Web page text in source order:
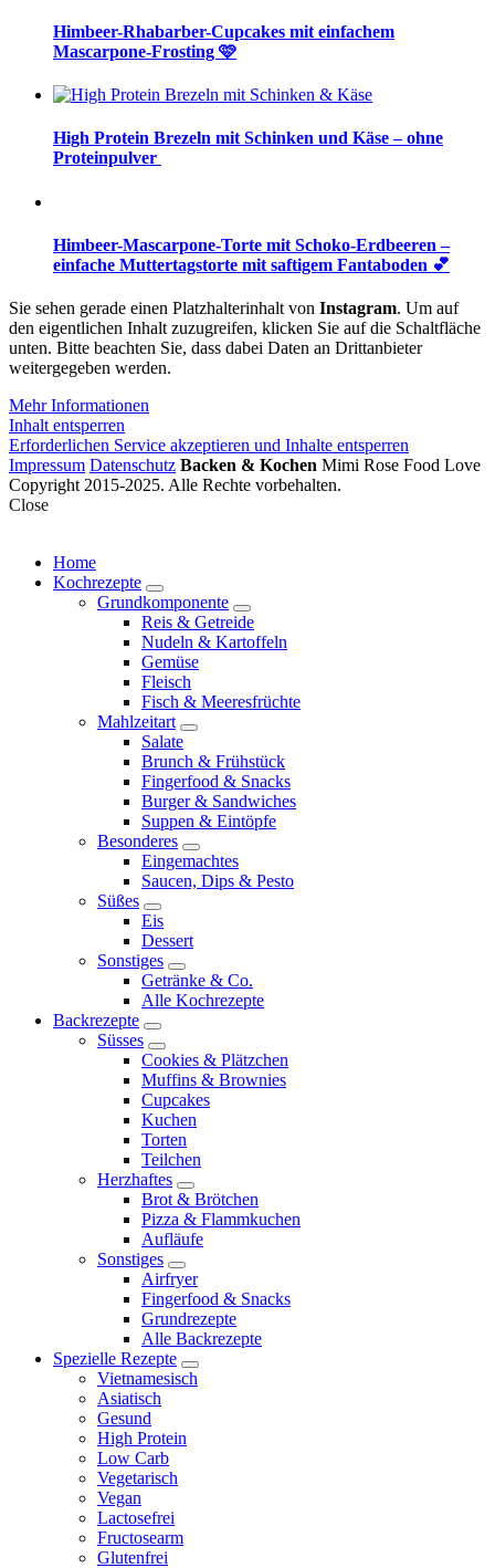
Himbeer-Rhabarber-Cupcakes mit einfachem
Mascarpone-Frosting 🩷
High Protein Brezeln mit Schinken und Käse – ohne
Proteinpulver
Himbeer-Mascarpone-Torte mit Schoko-Erdbeeren –
einfache Muttertagstorte mit saftigem Fantaboden 💕
Sie sehen gerade einen Platzhalterinhalt von Instagram. Um auf
den eigentlichen Inhalt zuzugreifen, klicken Sie auf die Schaltfläche
unten. Bitte beachten Sie, dass dabei Daten an Drittanbieter
weitergegeben werden.
Mehr Informationen
Inhalt entsperren
Erforderlichen Service akzeptieren und Inhalte entsperren
Impressum Datenschutz Backen & Kochen Mimi Rose Food Love
Copyright 2015-2025. Alle Rechte vorbehalten.
Close
Home
Kochrezepte
expand
child
menu
Grundkomponente
expand
child
menu
Reis & Getreide
Nudeln & Kartoffeln
Gemüse
Fleisch
Fisch & Meeresfrüchte
Mahlzeitart
expand
child
menu
Salate
Brunch & Frühstück
Fingerfood & Snacks
Burger & Sandwiches
Suppen & Eintöpfe
Besonderes
expand
child
menu
Eingemachtes
Saucen, Dips & Pesto
Süßes
expand
child
menu
Eis
Dessert
Sonstiges
expand
child
menu
Getränke & Co.
Alle Kochrezepte
Backrezepte
expand
child
menu
Süsses
expand
child
menu
Cookies & Plätzchen
Muffins & Brownies
Cupcakes
Kuchen
Torten
Teilchen
Herzhaftes
expand
child
menu
Brot & Brötchen
Pizza & Flammkuchen
Aufläufe
Sonstiges
expand
child
menu
Airfryer
Fingerfood & Snacks
Grundrezepte
Alle Backrezepte
Spezielle Rezepte
expand
child
Vietnamesisch
Asiatisch
Gesund
High Protein
Low Carb
Vegetarisch
Vegan
Lactosefrei
Fructosearm
Glutenfrei